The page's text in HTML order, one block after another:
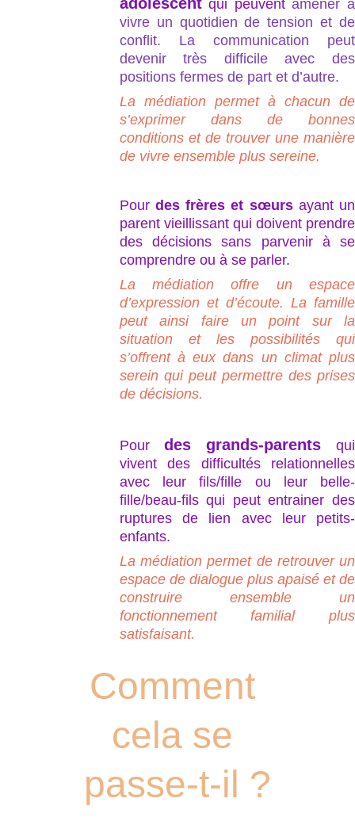
qui peuventamener à
vivre un quotidien de tension et de
conflit. La communication peut
devenir très difficile avec des
positions fermes de part et d’autre.
La médiation permet à chacun de
s’exprimer dans de bonnes
conditions et de trouver une manière
de vivre ensemble plus sereine.
Pour des frères et sœursayant un
parent vieillissant qui doivent prendre
des décisions sans parvenir à se
comprendre ou à se parler.
La médiation offre un espace
d’expression et d’écoute. La famille
peut ainsi faire un point sur la
situation et les possibilités qui
s’offrent à eux dans un climat plus
serein qui peut permettre des prises
de décisions.
Pour des grands-parents qui
vivent des difficultés relationnelles
avec leur fils/fille ou leur belle-
fille/beau-fils qui peut entrainer des
ruptures de lien avec leur petits-
enfants.
La médiation permet de retrouver un
espace de dialogue plus apaisé et de
construire ensemble un
fonctionnement familial plus
satisfaisant.
Comment
cela se
passe-t-il ?